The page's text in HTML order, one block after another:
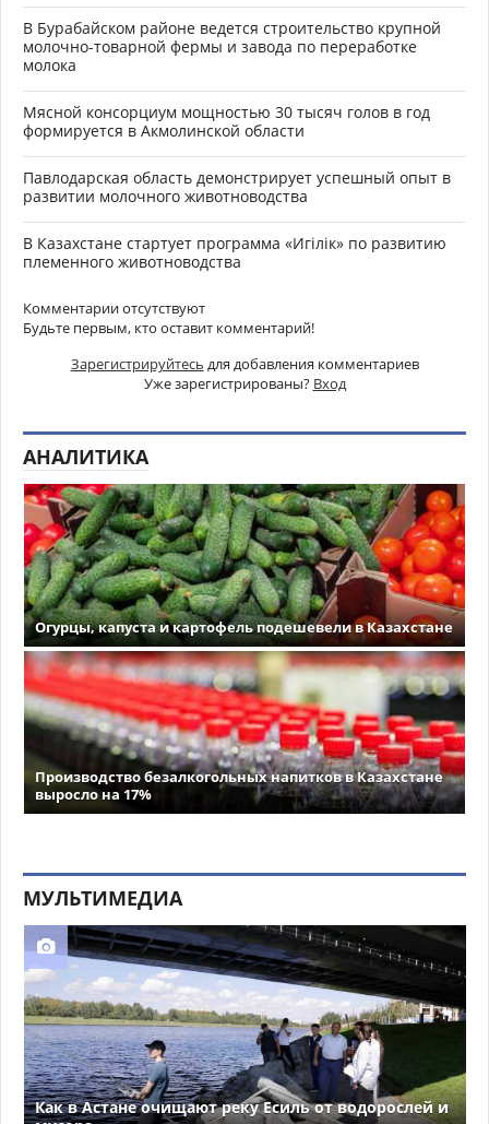
В Бурабайском районе ведется строительство крупной
молочно-товарной фермы и завода по переработке
молока
Мясной консорциум мощностью 30 тысяч голов в год
формируется в Акмолинской области
Павлодарская область демонстрирует успешный опыт в
развитии молочного животноводства
В Казахстане стартует программа «Игілік» по развитию
племенного животноводства
Комментарии отсутствуют
Будьте первым, кто оставит комментарий!
Зарегистрируйтесь для добавления комментариев
Уже зарегистрированы? Вход
АНАЛИТИКА
Огурцы, капуста и картофель подешевели в Казахстане
Производство безалкогольных напитков в Казахстане
выросло на 17%
МУЛЬТИМЕДИА
Как в Астане очищают реку Есиль от водорослей и